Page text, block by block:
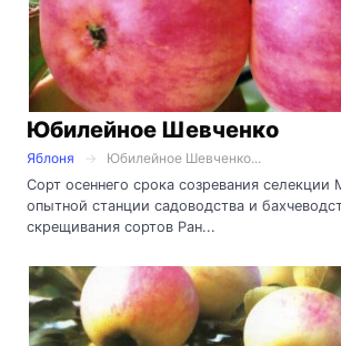
Юбилейное Шевченко
Яблоня
Юбилейное Шевченко...
Сорт осеннего срока созревания селекции
опытной станции садоводства и
скрещивания сортов Ран...